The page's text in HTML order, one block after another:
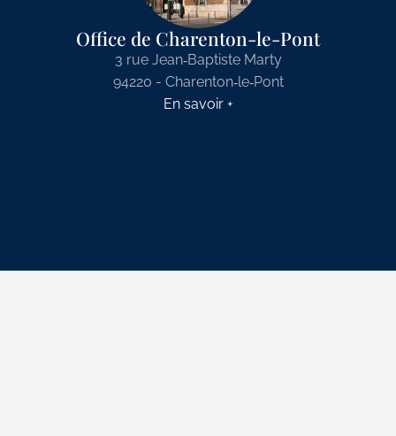
Office de Charenton-le-Pont
3 rue Jean‑Baptiste Marty
94220 - Charenton‑le‑Pont
En savoir +